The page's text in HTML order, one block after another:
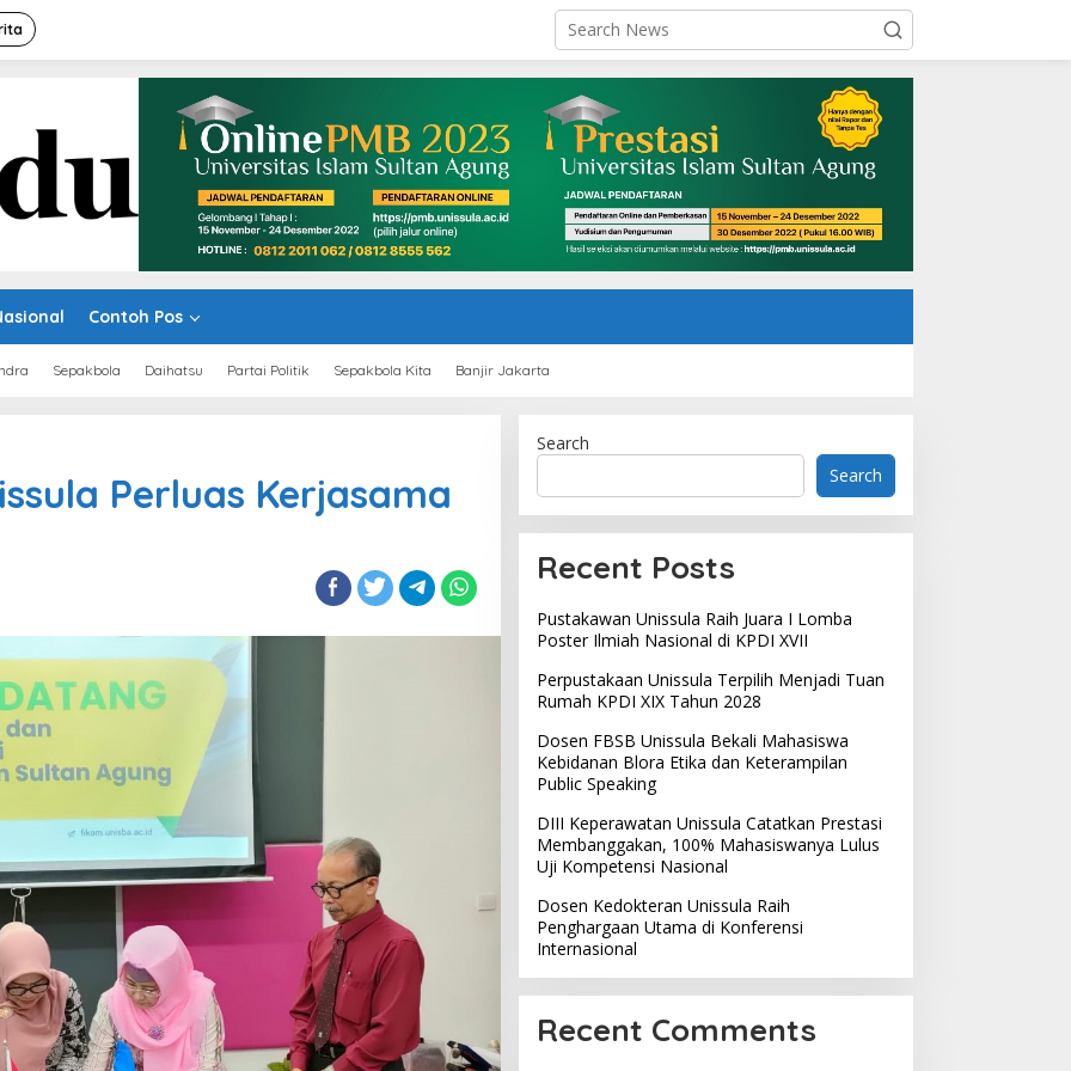
Contoh Pos
Sepakbola Daihatsu Partai Politik Sepakbola Kita Banjir Jakarta
Perluas Kerjasama
Search
Search
Recent Posts
Pustakawan Unissula Raih Juara I Lomba
Poster Ilmiah Nasional di KPDI XVII
Perpustakaan Unissula Terpilih Menjadi Tuan
Rumah KPDI XIX Tahun 2028
Dosen FBSB Unissula Bekali Mahasiswa
Kebidanan Blora Etika dan Keterampilan
Public Speaking
DIII Keperawatan Unissula Catatkan Prestasi
Membanggakan, 100% Mahasiswanya Lulus
Uji Kompetensi Nasional
Dosen Kedokteran Unissula Raih
Penghargaan Utama di Konferensi
Internasional
Recent Comments